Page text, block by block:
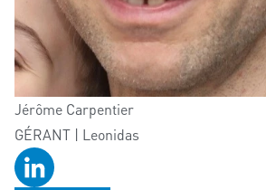
Jérôme Carpentier
GÉRANT | Leonidas
Profil LinkedIn